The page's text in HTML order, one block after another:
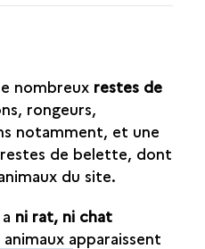
CHIEN
nombreux restes de
rongeurs,
notamment, et une
de belette, dont
du site.
ni rat, ni chat
apparaissent